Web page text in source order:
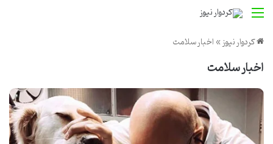
منو
کردوار نیوز»اخبار سلامت
اخبار سلامت